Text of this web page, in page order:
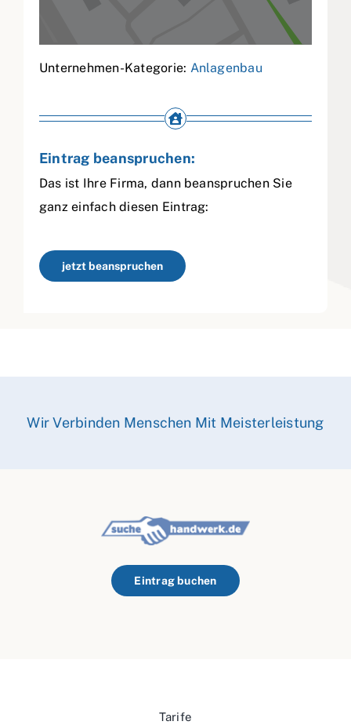
Unternehmen-Kategorie: Anlagenbau
Eintrag beanspruchen:
Das ist Ihre Firma, dann beanspruchen Sie
ganz einfach diesen Eintrag:
jetzt beanspruchen
Wir Verbinden Menschen Mit Meisterleistung
Eintrag buchen
Tarife